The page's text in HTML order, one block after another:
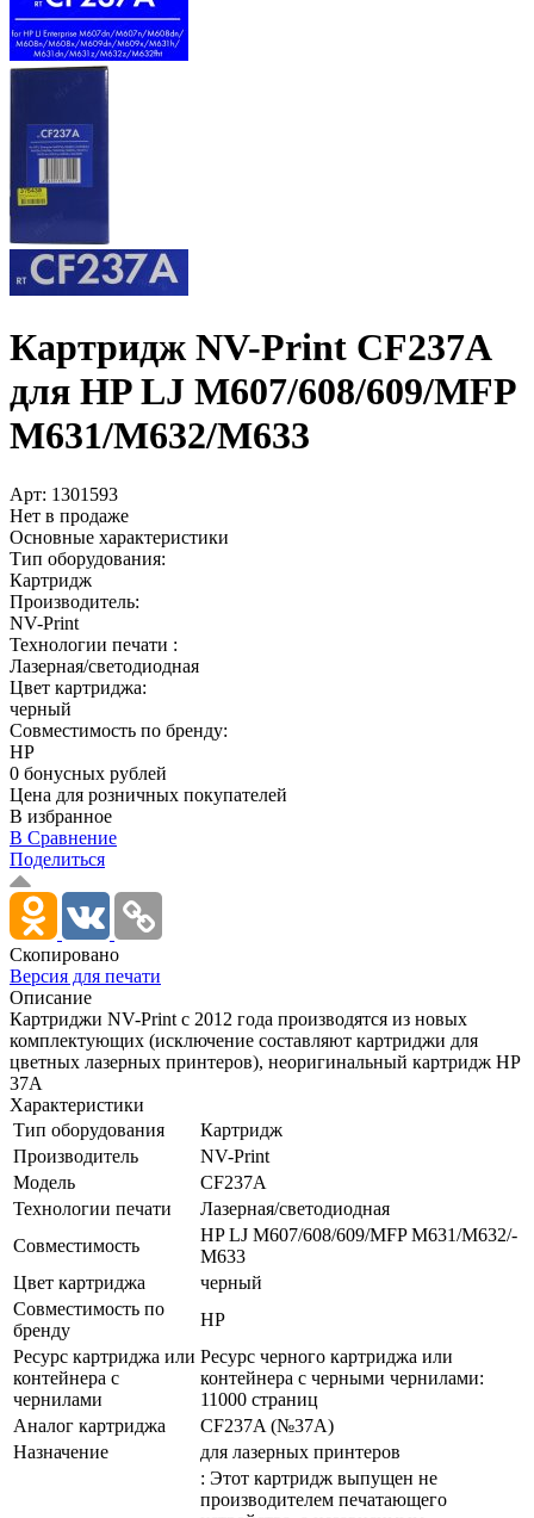
Картридж NV-Print CF237A
для HP LJ M607/­608/­609/­MFP
M631/­M632/­M633
Арт: 1301593
Нет в продаже
Основные характеристики
Тип оборудования:
Картридж
Производитель:
NV-Print
Технологии печати :
Лазерная/светодиодная
Цвет картриджа:
черный
Совместимость по бренду:
HP
0 бонусных рублей
Цена для розничных покупателей
В избранное
В Сравнение
Поделиться
Скопировано
Версия для печати
Описание
Картриджи NV-Print с 2012 года производятся из новых
комплектующих (исключение составляют картриджи для
цветных лазерных принтеров), неоригинальный картридж HP
37A
Характеристики
Тип оборудования
Картридж
Производитель
NV-Print
Модель
CF237A
Технологии печати
Лазерная/­светодиодная
Совместимость
HP LJ M607/­608/­609/­MFP M631/­M632/­
M633
Цвет картриджа
черный
Совместимость по
бренду
HP
Ресурс картриджа или
контейнера с
чернилами
Ресурс черного картриджа или
контейнера с черными чернилами:
11000 страниц
Аналог картриджа
CF237A (№37A)
Назначение
для лазерных принтеров
: Этот картридж выпущен не
производителем печатающего